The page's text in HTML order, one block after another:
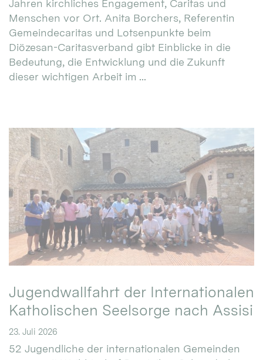
Jahren kirchliches Engagement, Caritas und
Menschen vor Ort. Anita Borchers, Referentin
Gemeindecaritas und Lotsenpunkte beim
Diözesan-Caritasverband gibt Einblicke in die
Bedeutung, die Entwicklung und die Zukunft
dieser wichtigen Arbeit im ...
Jugendwallfahrt der Internationalen
Katholischen Seelsorge nach Assisi
23. Juli 2026
52 Jugendliche der internationalen Gemeinden